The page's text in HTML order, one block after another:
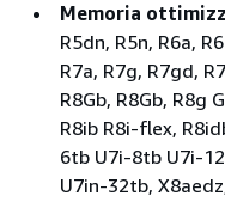
Memoria
R5dn, R5n, R6a,
R7a, R7g, R7gd,
R8Gb, R8Gb, R8g
R8ib R8i-flex,
6tb U7i-8tb U7i-
U7in-32tb,